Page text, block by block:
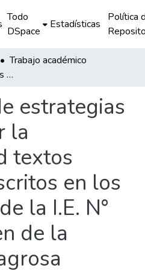
Todo
DSpace
Estadísticas
Política
Trabajo académico
Desarrollo de estrategias para mejorar la producción d textos narrativos escritos en los estudiantes de la I.E. N° 22376 Virgen de la Medalla Milagrosa
estrategias
la
textos
en los
la I.E. N°
de la